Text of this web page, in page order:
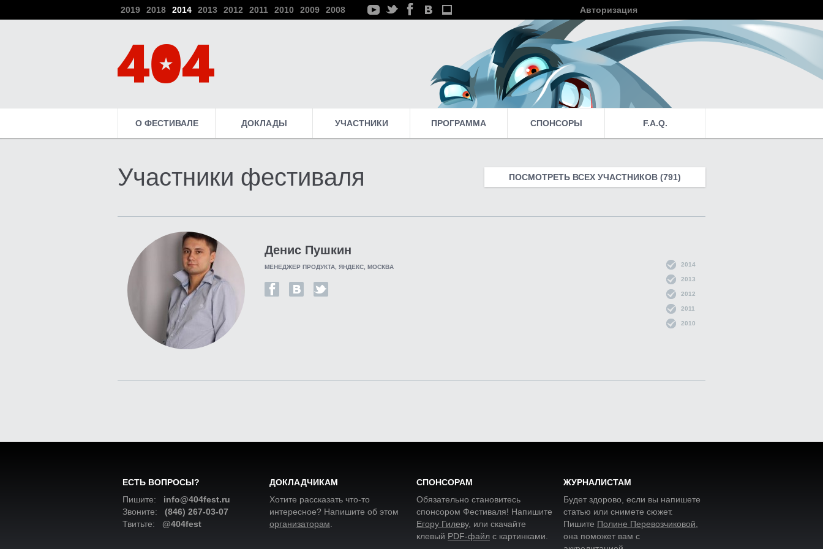
2019 2018 2014 2013 2012 2011 2010 2009 2008
Авторизация
Войти
О ФЕСТИВАЛЕ ДОКЛАДЫ УЧАСТНИКИ ПРОГРАММА СПОНСОРЫ F.A.Q.
Участники фестиваля
Денис Пушкин
МЕНЕДЖЕР ПРОДУКТА, ЯНДЕКС, МОСКВА 2014
2013
2012
2011
2010
ПОСМОТРЕТЬ ВСЕХ УЧАСТНИКОВ (791)
ЕСТЬ ВОПРОСЫ?
Пишите: info@404fest.ru
Звоните: (846) 267-03-07
Твитьте: @404fest
ДОКЛАДЧИКАМ
Хотите рассказать что-то
интересное? Напишите об этом
организаторам
СПОНСОРАМ
Обязательно становитесь
спонсором Фестиваля! Напишите
Егору Гилеву, или скачайте
клевый PDF-файл с картинками
ЖУРНАЛИСТАМ
Будет здорово, если вы напишете
статью или снимете сюжет.
Пишите Полине Перевозчиковой
она поможет вам с